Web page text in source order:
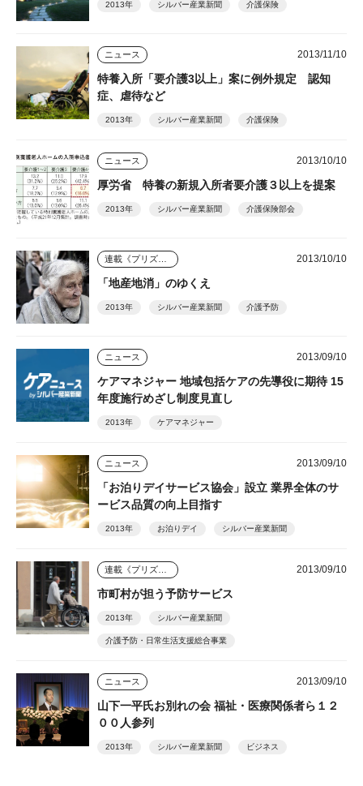
2013年 シルバー産業新聞 介護保険
ニュース 2013/11/10
特養入所「要介護3以上」案に例外規定 認知
症、虐待など
2013年 シルバー産業新聞 介護保険
ニュース 2013/10/10
厚労省 特養の新規入所者要介護３以上を提案
2013年 シルバー産業新聞 介護保険部会
2013/10/10
「地産地消」のゆくえ
2013年 シルバー産業新聞 介護予防
ニュース 2013/09/10
ケアマネジャー 地域包括ケアの先導役に期待 15
年度施行めざし制度見直し
2013年 ケアマネジャー
ニュース 2013/09/10
「お泊りデイサービス協会」設立 業界全体のサ
ービス品質の向上目指す
2013年 お泊りデイ シルバー産業新聞
2013/09/10
市町村が担う予防サービス
2013年 シルバー産業新聞
介護予防・日常生活支援総合事業
ニュース 2013/09/10
山下一平氏お別れの会 福祉・医療関係者ら１２
００人参列
2013年 シルバー産業新聞 ビジネス